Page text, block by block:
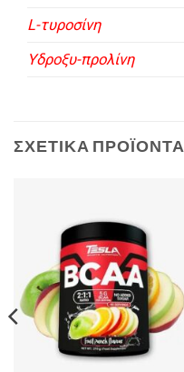
L-τυροσίνη
Υδροξυ-προλίνη
ΣΧΕΤΙΚΆ ΠΡΟΪΌΝΤΑ